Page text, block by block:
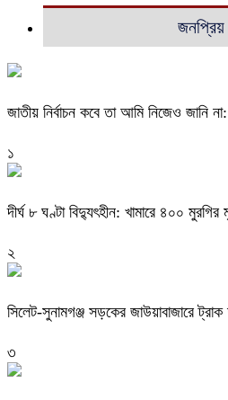
জনপ্রিয়
জাতীয় নির্বাচন কবে তা আমি নিজেও জানি
১
দীর্ঘ ৮ ঘণ্টা বিদ্যুৎহীন: খামারে ৪০০
২
‎সিলেট-সুনামগঞ্জ সড়কের জাউয়াবাজারে
৩